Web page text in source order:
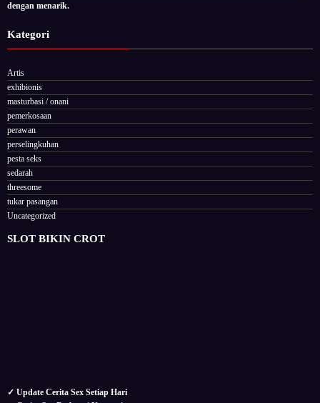
dengan menarik.
Kategori
Artis
exhibionis
masturbasi / onani
pemerkosaan
perawan
perselingkuhan
pesta seks
sedarah
threesome
tukar pasangan
Uncategorized
SLOT BIKIN CROT
✓ Update Cerita Sex Setiap Hari